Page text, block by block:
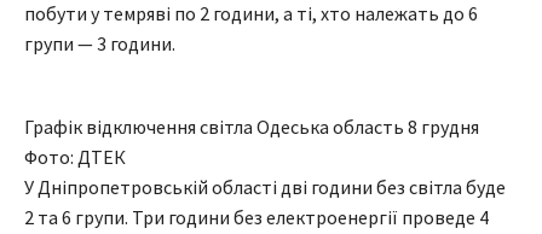
побути у темряві по 2 години, а ті, хто належать до 6
групи — 3 години.
Графік відключення світла Одеська область 8 грудня
Фото: ДТЕК
У Дніпропетровській області дві години без світла буде
2 та 6 групи. Три години без електроенергії проведе 4